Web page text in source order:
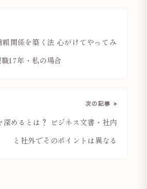
関係を築く法 心がけてやってみ
17年・私の場合
次の記事 »
深めるとは？ ビジネス文書・社内
と社外でそのポイントは異なる